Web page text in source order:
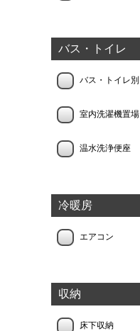
バス・トイレ
バス・トイレ別
室内洗濯機置場
温水洗浄便座
冷暖房
エアコン
収納
床下収納